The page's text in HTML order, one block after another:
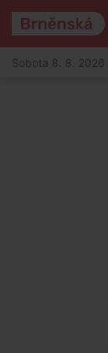
Sobota 8. 8.